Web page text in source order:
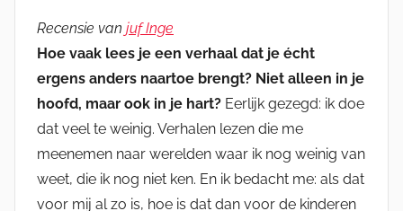
Recensie van juf Inge
Hoe vaak lees je een verhaal dat je écht
ergens anders naartoe brengt? Niet alleen in je
hoofd, maar ook in je hart? Eerlijk gezegd: ik doe
dat veel te weinig. Verhalen lezen die me
meenemen naar werelden waar ik nog weinig van
weet, die ik nog niet ken. En ik bedacht me: als dat
voor mij al zo is, hoe is dat dan voor de kinderen